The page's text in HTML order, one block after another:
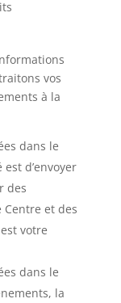
vos
à la
dans le
d’envoyer
des
et des
votre
dans le
la